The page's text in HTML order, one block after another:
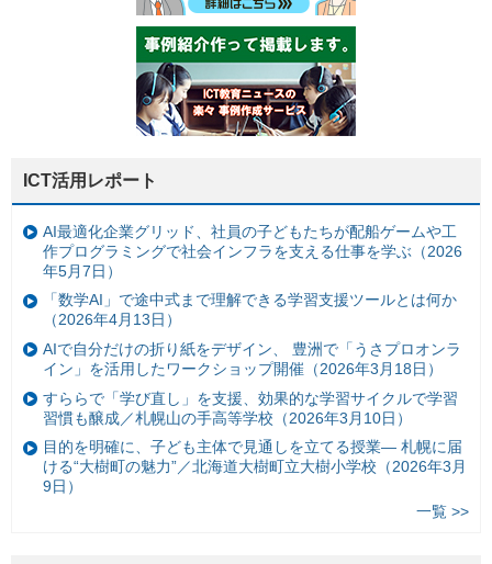
ICT活用レポート
AI最適化企業グリッド、社員の子どもたちが配船ゲームや工
作プログラミングで社会インフラを支える仕事を学ぶ（2026
年5月7日）
「数学AI」で途中式まで理解できる学習支援ツールとは何か
（2026年4月13日）
AIで自分だけの折り紙をデザイン、 豊洲で「うさプロオンラ
イン」を活用したワークショップ開催（2026年3月18日）
すららで「学び直し」を支援、効果的な学習サイクルで学習
習慣も醸成／札幌山の手高等学校（2026年3月10日）
目的を明確に、子ども主体で見通しを立てる授業— 札幌に届
ける“大樹町の魅力”／北海道大樹町立大樹小学校（2026年3月
9日）
一覧 >>